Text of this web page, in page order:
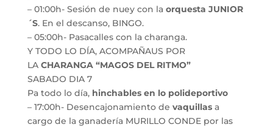
– 01:00h- Sesión de nuey con la orquesta JUNIOR
´S. En el descanso, BINGO.
– 05:00h- Pasacalles con la charanga.
Y TODO LO DÍA, ACOMPAÑAUS POR
LA CHARANGA “MAGOS DEL RITMO”
SABADO DIA 7
Pa todo lo día, hinchables en lo polideportivo
– 17:00h- Desencajonamiento de vaquillasa
cargo de la ganadería MURILLO CONDE por las